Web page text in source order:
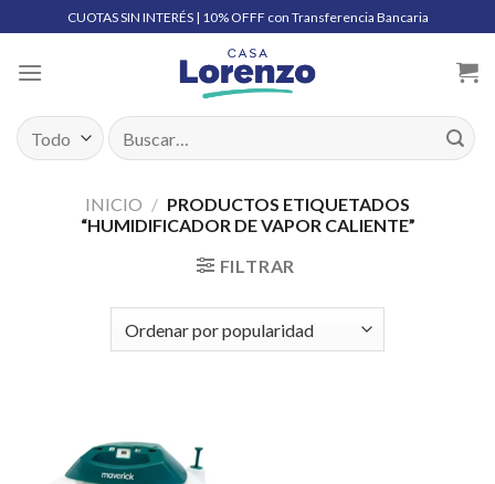
to
content
CUOTAS SIN INTERÉS | 10% OFFF con Transferencia Bancaria
Buscar
por:
INICIO / PRODUCTOS ETIQUETADOS
“HUMIDIFICADOR DE VAPOR CALIENTE”
FILTRAR